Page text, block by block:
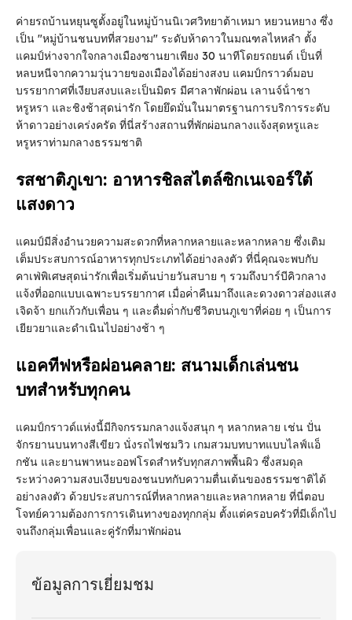
ค่ายรถบ้านหยุนซูตั้งอยู่ในหมู่บ้านนิเวศวิทยาต้าเหมา หยวนหยาง ซึ่ง
เป็น "หมู่บ้านชนบทที่สวยงาม" ระดับห้าดาวในมณฑลไหหลํา ตั้ง
แคมป์ห่างจากใจกลางเมืองซานยาเพียง 30 นาทีโดยรถยนต์ เป็นที่
หลบหนีจากความวุ่นวายของเมืองได้อย่างสงบ แคมป์กราวด์มอบ
บรรยากาศที่เงียบสงบและเป็นมิตร มีศาลาพักผ่อน เลานจ์น้ําชา
หรูหรา และชิงช้าสุดน่ารัก โดยยึดมั่นในมาตรฐานการบริการระดับ
ห้าดาวอย่างเคร่งครัด ที่นี่สร้างสถานที่พักผ่อนกลางแจ้งสุดหรูและ
หรูหราท่ามกลางธรรมชาติ
รสชาติภูเขา: อาหารชิลสไตล์ซิกเนเจอร์ใต้
แสงดาว
แคมป์มีสิ่งอํานวยความสะดวกที่หลากหลายและหลากหลาย ซึ่งเติม
เต็มประสบการณ์อาหารทุกประเภทได้อย่างลงตัว ที่นี่คุณจะพบกับ
คาเฟ่พิเศษสุดน่ารักเพื่อเริ่มต้นบ่ายวันสบาย ๆ รวมถึงบาร์บีคิวกลาง
แจ้งที่ออกแบบเฉพาะบรรยากาศ เมื่อค่ําคืนมาถึงและดวงดาวส่องแสง
เจิดจ้า ยกแก้วกับเพื่อน ๆ และดื่มด่ํากับชีวิตบนภูเขาที่ค่อย ๆ เป็นการ
เยียวยาและดําเนินไปอย่างช้า ๆ
แอคทีฟหรือผ่อนคลาย: สนามเด็กเล่นชน
บทสําหรับทุกคน
แคมป์กราวด์แห่งนี้มีกิจกรรมกลางแจ้งสนุก ๆ หลากหลาย เช่น ปั่น
จักรยานบนทางสีเขียว นั่งรถไฟชมวิว เกมสวมบทบาทแบบไลฟ์แอ็
กชัน และยานพาหนะออฟโรดสําหรับทุกสภาพพื้นผิว ซึ่งสมดุล
ระหว่างความสงบเงียบของชนบทกับความตื่นเต้นของธรรมชาติได้
อย่างลงตัว ด้วยประสบการณ์ที่หลากหลายและหลากหลาย ที่นี่ตอบ
โจทย์ความต้องการการเดินทางของทุกกลุ่ม ตั้งแต่ครอบครัวที่มีเด็กไป
จนถึงกลุ่มเพื่อนและคู่รักที่มาพักผ่อน
ข้อมูลการเยี่ยมชม